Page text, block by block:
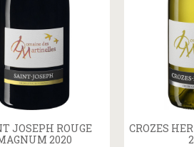
JOSEPH ROUGE
2020
CROZES